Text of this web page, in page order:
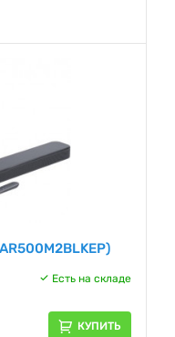
Есть на складе
КУПИТЬ